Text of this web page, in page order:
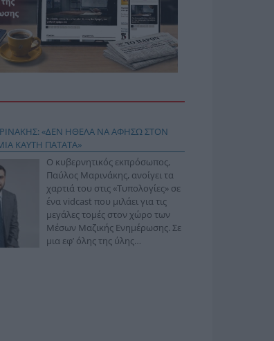
«ΔΕΝ ΗΘΕΛΑ ΝΑ ΑΦΗΣΩ ΣΤΟΝ
ΚΑΥΤΗ ΠΑΤΑΤΑ»
Ο κυβερνητικός εκπρόσωπος,
Παύλος Μαρινάκης, ανοίγει τα
χαρτιά του στις «Τυπολογίες» σε
ένα vidcast που μιλάει για τις
μεγάλες τομές στον χώρο των
Μέσων Μαζικής Ενημέρωσης. Σε
μια εφ’ όλης της ύλης